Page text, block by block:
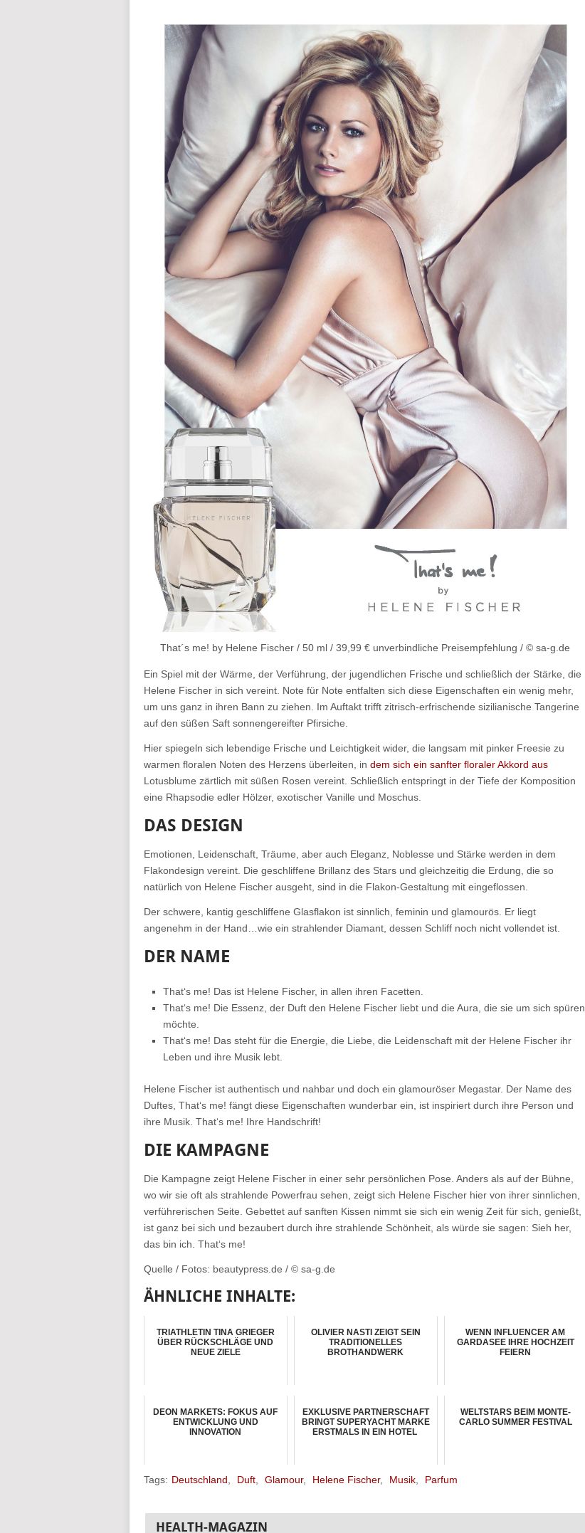
That´s me! by Helene Fischer / 50 ml / 39,99 € unverbindliche Preisempfehlung / © sa-g.de
Ein Spiel mit der Wärme, der Verführung, der jugendlichen Frische und schließlich der Stärke, die
Helene Fischer in sich vereint. Note für Note entfalten sich diese Eigenschaften ein wenig mehr,
um uns ganz in ihren Bann zu ziehen. Im Auftakt trifft zitrisch-erfrischende sizilianische Tangerine
auf den süßen Saft sonnengereifter Pfirsiche.
Hier spiegeln sich lebendige Frische und Leichtigkeit wider, die langsam mit pinker Freesie zu
warmen floralen Noten des Herzens überleiten, in dem sich ein sanfter floraler Akkord aus
Lotusblume zärtlich mit süßen Rosen vereint. Schließlich entspringt in der Tiefe der Komposition
eine Rhapsodie edler Hölzer, exotischer Vanille und Moschus.
DAS DESIGN
Emotionen, Leidenschaft, Träume, aber auch Eleganz, Noblesse und Stärke werden in dem
Flakondesign vereint. Die geschliffene Brillanz des Stars und gleichzeitig die Erdung, die so
natürlich von Helene Fischer ausgeht, sind in die Flakon-Gestaltung mit eingeflossen.
Der schwere, kantig geschliffene Glasflakon ist sinnlich, feminin und glamourös. Er liegt
angenehm in der Hand…wie ein strahlender Diamant, dessen Schliff noch nicht vollendet ist.
DER NAME
That‘s me! Das ist Helene Fischer, in allen ihren Facetten.
That‘s me! Die Essenz, der Duft den Helene Fischer liebt und die Aura, die sie um sich spüren
möchte.
That‘s me! Das steht für die Energie, die Liebe, die Leidenschaft mit der Helene Fischer ihr
Leben und ihre Musik lebt.
Helene Fischer ist authentisch und nahbar und doch ein glamouröser Megastar. Der Name des
Duftes, That‘s me! fängt diese Eigenschaften wunderbar ein, ist inspiriert durch ihre Person und
ihre Musik. That‘s me! Ihre Handschrift!
DIE KAMPAGNE
Die Kampagne zeigt Helene Fischer in einer sehr persönlichen Pose. Anders als auf der Bühne,
wo wir sie oft als strahlende Powerfrau sehen, zeigt sich Helene Fischer hier von ihrer sinnlichen,
verführerischen Seite. Gebettet auf sanften Kissen nimmt sie sich ein wenig Zeit für sich, genießt,
ist ganz bei sich und bezaubert durch ihre strahlende Schönheit, als würde sie sagen: Sieh her,
das bin ich. That‘s me!
Quelle / Fotos: beautypress.de / © sa-g.de
ÄHNLICHE INHALTE:
TRIATHLETIN TINA GRIEGER
ÜBER RÜCKSCHLÄGE UND
NEUE ZIELE
OLIVIER NASTI ZEIGT SEIN
TRADITIONELLES
BROTHANDWERK
WENN INFLUENCER AM
GARDASEE IHRE HOCHZEIT
FEIERN
DEON MARKETS: FOKUS AUF
ENTWICKLUNG UND
INNOVATION
EXKLUSIVE PARTNERSCHAFT
BRINGT SUPERYACHT MARKE
ERSTMALS IN EIN HOTEL
WELTSTARS BEIM MONTE-
CARLO SUMMER FESTIVAL
Tags: Deutschland, Duft, Glamour, Helene Fischer, Musik, Parfum
HEALTH-MAGAZIN